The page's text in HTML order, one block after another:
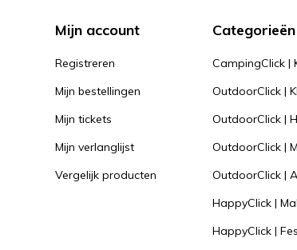
Mijn account
Registreren
Mijn bestellingen
Mijn tickets
Mijn verlanglijst
Vergelijk producten
Categorieën
CampingClick |
OutdoorClick |
OutdoorClick |
OutdoorClick |
OutdoorClick |
HappyClick |
HappyClick |